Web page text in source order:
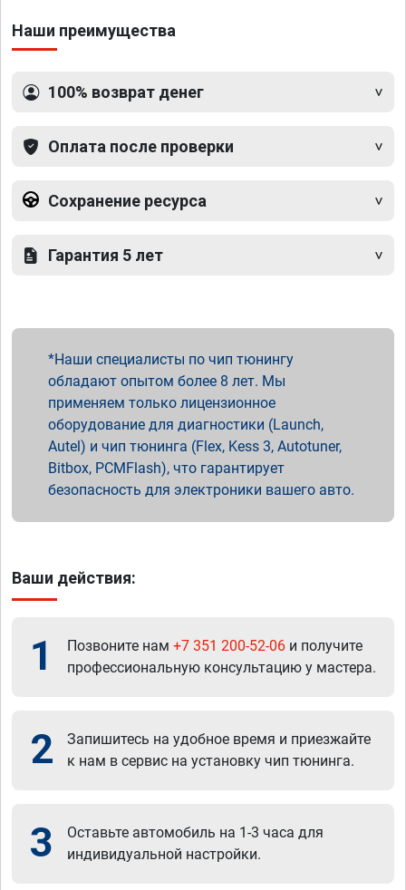
Наши преимущества
100% возврат денег
Оплата после проверки
Сохранение ресурса
Гарантия 5 лет
Наши специалисты по чип тюнингу
обладают опытом более 8 лет. Мы
применяем только лицензионное
оборудование для диагностики (Launch,
Autel) и чип тюнинга (Flex, Kess 3, Autotuner,
Bitbox, PCMFlash), что гарантирует
безопасность для электроники вашего авто.
Ваши действия:
1 Позвоните нам +7 351 200-52-06 и получите
профессиональную консультацию у мастера.
2
Запишитесь на удобное время и приезжайте
к нам в сервис на установку чип тюнинга.
3
Оставьте автомобиль на 1-3 часа для
индивидуальной настройки.